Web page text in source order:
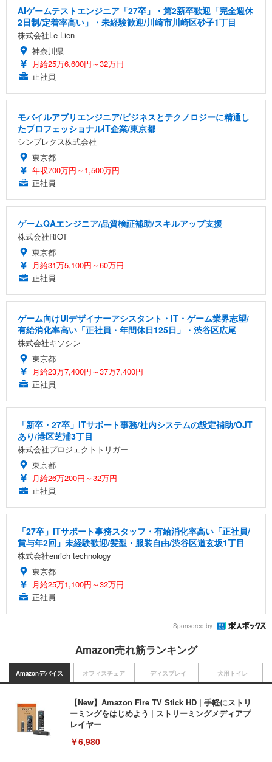
AIゲームテストエンジニア「27卒」・第2新卒歓迎「完全週休
2日制/定着率高い」・未経験歓迎/川崎市川崎区砂子1丁目
株式会社Le Lien
神奈川県
月給25万6,600円～32万円
正社員
モバイルアプリエンジニア/ビジネスとテクノロジーに精通し
たプロフェッショナルIT企業/東京都
シンプレクス株式会社
東京都
年収700万円～1,500万円
正社員
ゲームQAエンジニア/品質検証補助/スキルアップ支援
株式会社RIOT
東京都
月給31万5,100円～60万円
正社員
ゲーム向けUIデザイナーアシスタント・IT・ゲーム業界志望/
有給消化率高い「正社員・年間休日125日」・渋谷区広尾
株式会社キソシン
東京都
月給23万7,400円～37万7,400円
正社員
「新卒・27卒」ITサポート事務/社内システムの設定補助/OJT
あり/港区芝浦3丁目
株式会社プロジェクトトリガー
東京都
月給26万200円～32万円
正社員
「27卒」ITサポート事務スタッフ・有給消化率高い「正社員/
賞与年2回」未経験歓迎/髪型・服装自由/渋谷区道玄坂1丁目
株式会社enrich technology
東京都
月給25万1,100円～32万円
正社員
Sponsored by
Amazon売れ筋ランキング
Amazonデバイス
【New】Amazon Fire TV Stick HD | 手軽にストリ
ーミングをはじめよう | ストリーミングメディアプ
レイヤー
￥6,980
オフィスチェア ディスプレイ 犬用トイレ